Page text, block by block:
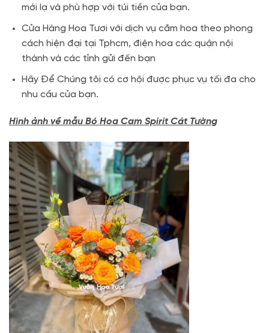
mới lạ và phù hợp với túi tiền của bạn.
Cửa Hàng Hoa Tươi với dịch vụ cắm hoa theo phong
cách hiện đại tại Tphcm, điện hoa các quận nội
thành và các tỉnh gửi đến bạn
Hãy Để Chúng tôi có cơ hội được phục vụ tối đa cho
nhu cầu của bạn.
Hình ảnh về mẫu Bó Hoa Cam Spirit Cát Tường